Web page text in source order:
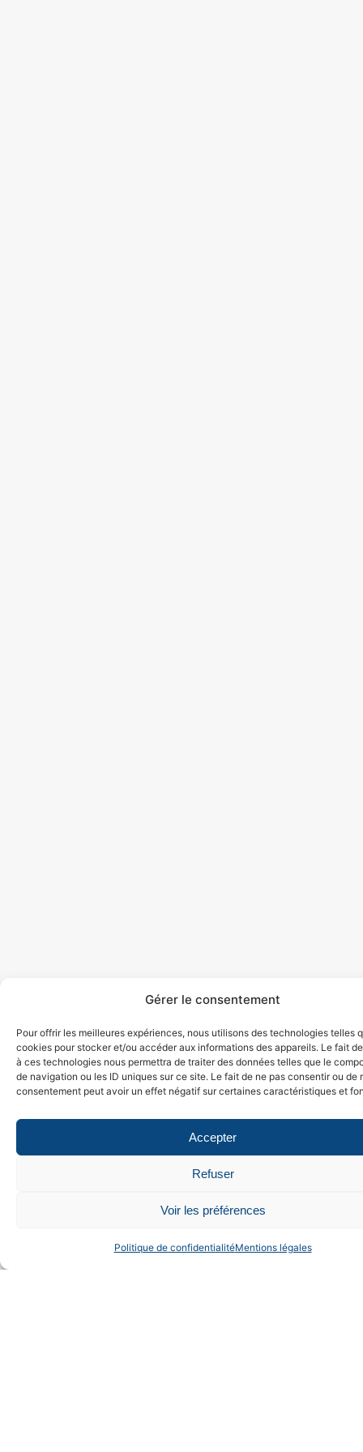
Gérer le consentement
Pour offrir les meilleures expériences, nous utilisons des technologies telles
cookies pour stocker et/ou accéder aux informations des appareils. Le fait
à ces technologies nous permettra de traiter des données telles que le
de navigation ou les ID uniques sur ce site. Le fait de ne pas consentir ou de
consentement peut avoir un effet négatif sur certaines caractéristiques et
Accepter
Refuser
Voir les préférences
Politique de confidentialitéMentions légales